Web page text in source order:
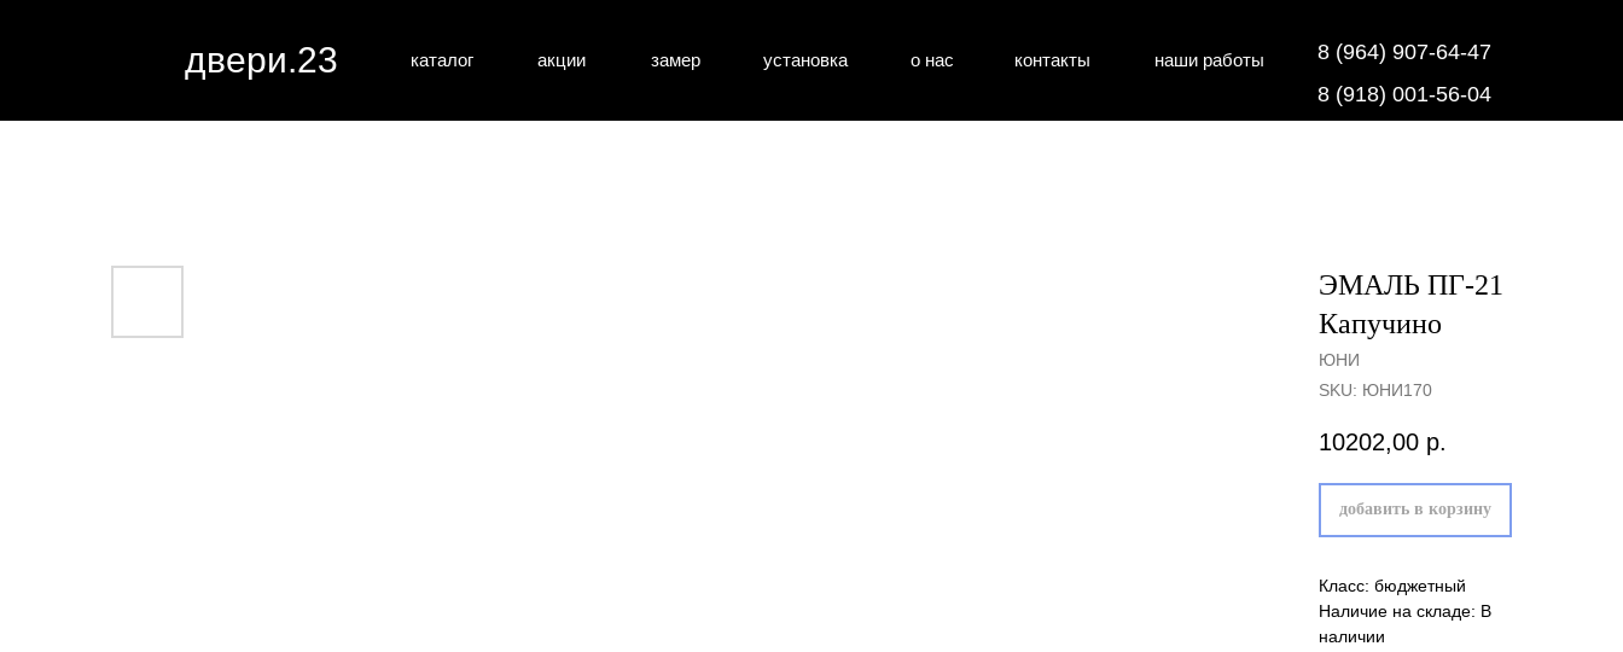
напольные покрытия
каталог контакты
о нас
установка
акции замер
двери.23
8 (918) 001-56-04
наши работы 8 (964) 907-64-47
ЭМАЛЬ ПГ-21
Капучино
ЮНИ
SKU: ЮНИ170
10202,00 р.
добавить в корзину
Класс: бюджетный
Наличие на складе: В
наличии